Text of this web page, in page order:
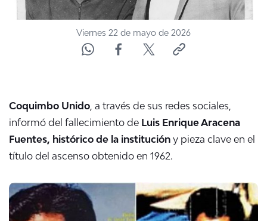
ÁREA DE PROYECTOS
Viernes 22 de mayo de 2026
Coquimbo Unido, a través de sus redes sociales,
informó del fallecimiento de Luis Enrique Aracena
Fuentes, histórico de la institución y pieza clave en el
título del ascenso obtenido en 1962.